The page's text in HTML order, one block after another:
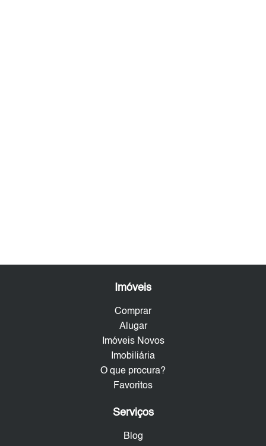
Imóveis
Comprar
Alugar
Imóveis Novos
Imobiliária
O que procura?
Favoritos
Serviços
Blog